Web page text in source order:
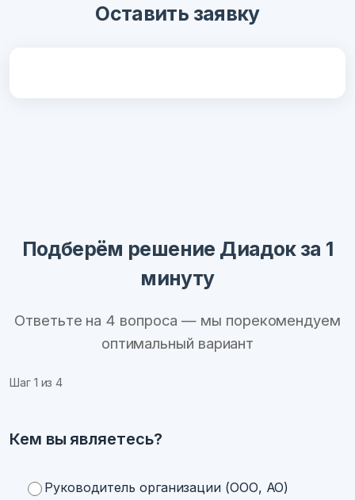
Оставить заявку
Подберём решение Диадок за 1
минуту
Ответьте на 4 вопроса — мы порекомендуем
оптимальный вариант
Шаг 1 из 4
Кем вы являетесь?
Руководитель организации (ООО, АО)